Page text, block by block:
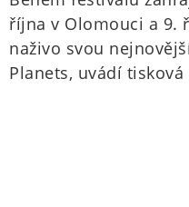
října v Olomouci a 9.
naživo svou
Planets, uvádí tisková